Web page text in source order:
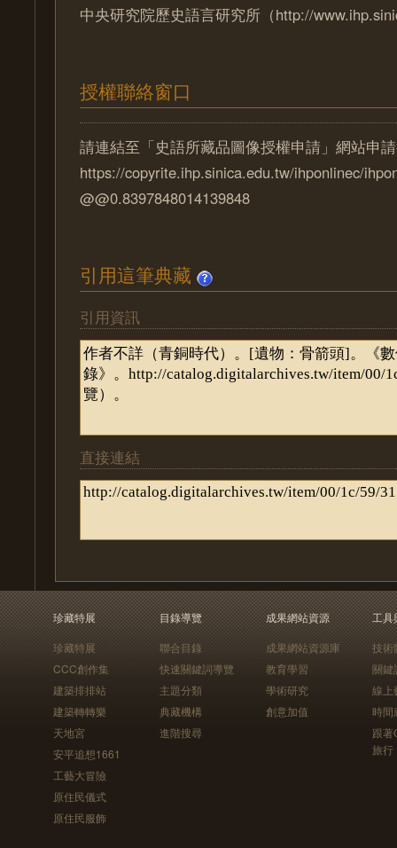
中央研究院歷史語言研究所（http://
授權聯絡窗口
請連結至「史語所藏品圖像授權申請」網站申
https://copyrite.ihp.sinica.edu.tw/ihponlinec/
@@0.8397848014139848
引用這筆典藏
引用資訊
直接連結
珍藏特展
珍藏特展
CCC創作集
建築排排站
建築轉轉樂
天地宮
安平追想1661
工藝大冒險
原住民儀式
原住民服飾
目錄導覽
聯合目錄
快速關鍵詞導覽
主題分類
典藏機構
進階搜尋
成果網站資源
成果網站資源庫
教育學習
學術研究
創意加值
工具
技術
關鍵
線上
時間
跟
旅行